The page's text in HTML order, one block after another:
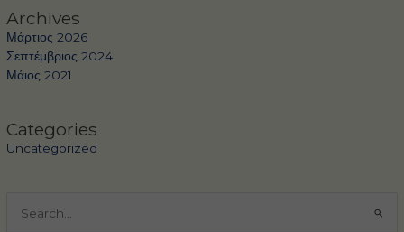
Archives
Μάρτιος 2026
Σεπτέμβριος 2024
Μάιος 2021
Categories
Uncategorized
για: